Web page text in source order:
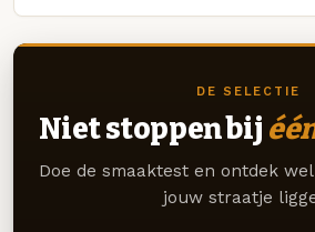
DE SELECTIE
Niet stoppen bij
Doe de smaaktest en ontdek
jouw straatje